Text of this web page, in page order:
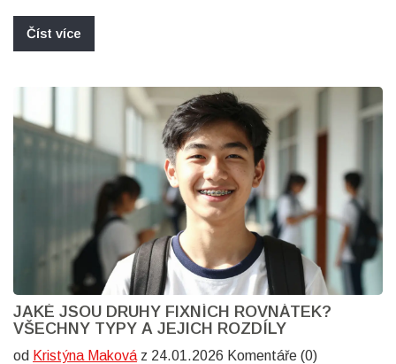
Číst více
JAKÉ JSOU DRUHY FIXNÍCH ROVNÁTEK?
VŠECHNY TYPY A JEJICH ROZDÍLY
od Kristýna Maková z 24.01.2026 Komentáře (0)